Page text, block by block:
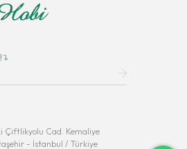
Çiftlikyolu Cad. Kemaliye
- İstanbul / Türkiye